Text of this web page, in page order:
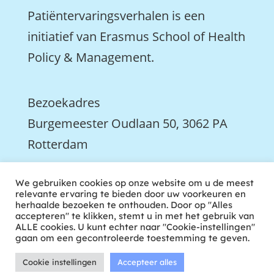
Patiëntervaringsverhalen is een
initiatief van Erasmus School of Health
Policy & Management.
Bezoekadres
Burgemeester Oudlaan 50, 3062 PA
Rotterdam
 We zijn ook actief op LinkedIn
ontwikkeld door tweekoppig
We gebruiken cookies op onze website om u de meest
relevante ervaring te bieden door uw voorkeuren en
herhaalde bezoeken te onthouden. Door op "Alles
accepteren" te klikken, stemt u in met het gebruik van
ALLE cookies. U kunt echter naar "Cookie-instellingen"
gaan om een gecontroleerde toestemming te geven.
Cookie instellingen Accepteer alles